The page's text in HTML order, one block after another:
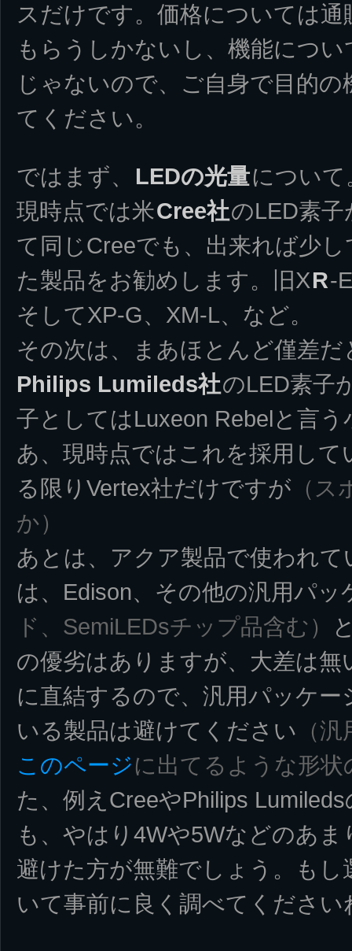
スだけです。価格については
もらうしかないし、機能につ
じゃないので、ご自身で目的
てください。
ではまず、 LEDの光量について
現時点では米Cree社のLED素
て同じCreeでも、出来れば少
た製品をお勧めします。旧XR-
そしてXP-G、XM-L、など。
その次は、まあほとんど僅差
Philips Lumileds社のLED素子
子としてはLuxeon Rebelと言
あ、現時点ではこれを採用し
る限りVertex社だけですが （
か）
あとは、アクア製品で使われ
は、Edison、その他の汎用パッ
ド、SemiLEDsチップ品含む）
の優劣はありますが、大差は
に直結するので、汎用パッケ
いる製品は避けてください （
このページに出てるような形
た、例えCreeやPhilips
も、やはり4Wや5Wなどのあ
避けた方が無難でしょう。も
いて事前に良く調べてください